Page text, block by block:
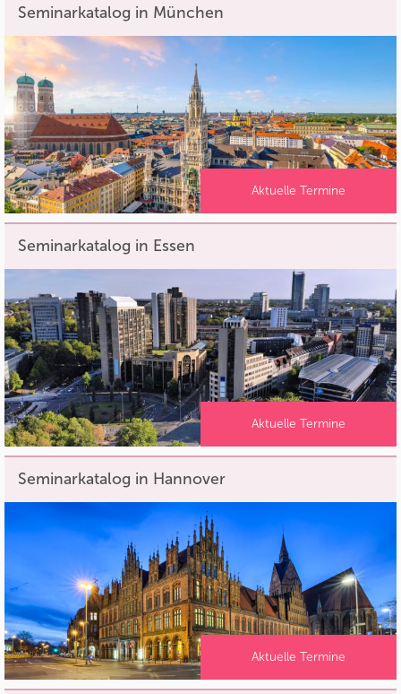
Seminarkatalog in München
Aktuelle Termine
Seminarkatalog in Essen
Aktuelle Termine
Seminarkatalog in Hannover
Aktuelle Termine